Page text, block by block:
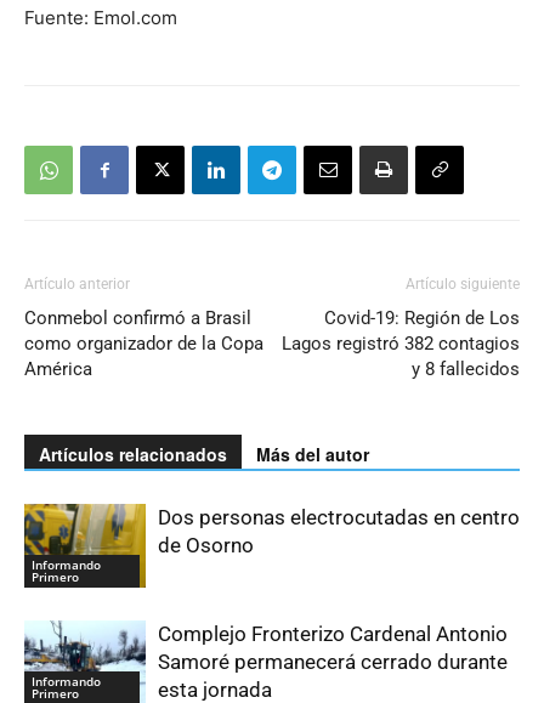
Fuente: Emol.com
Artículo anterior
Conmebol confirmó a Brasil
como organizador de la Copa
América
Artículo siguiente
Covid-19: Región de Los
Lagos registró 382 contagios
y 8 fallecidos
Artículos relacionados Más del autor
Informando
Primero
Dos personas electrocutadas en centro
de Osorno
Informando
Primero
Complejo Fronterizo Cardenal Antonio
Samoré permanecerá cerrado durante
esta jornada